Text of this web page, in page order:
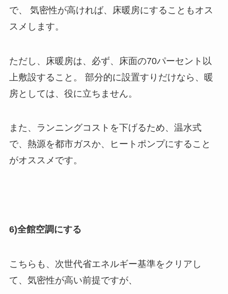
で、 気密性が高ければ、床暖房にすることもオス
スメします。
ただし、床暖房は、必ず、床面の70パーセント以
上敷設すること。 部分的に設置すりだけなら、暖
房としては、役に立ちません。
また、ランニングコストを下げるため、温水式
で、熱源を都市ガスか、ヒートポンプにすること
がオススメです。
6)全館空調にする
こちらも、次世代省エネルギー基準をクリアし
て、気密性が高い前提ですが、